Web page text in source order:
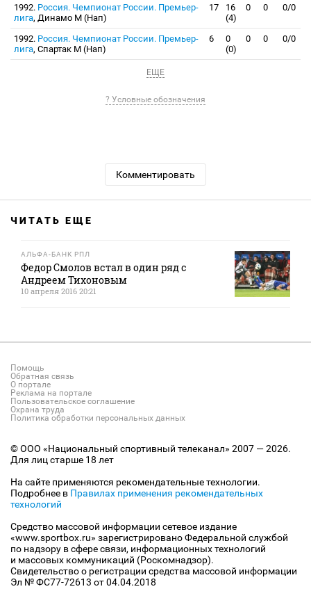
1992. Россия. Чемпионат России. Премьер-
лига, Динамо М (Нап)
17
16
(4)
0 0 0/0
1992. Россия. Чемпионат России. Премьер-
лига, Спартак М (Нап)
6
0
(0)
0 0 0/0
ЕЩЕ
? Условные обозначения
Комментировать
ЧИТАТЬ ЕЩЕ
АЛЬФА-БАНК РПЛ
Федор Смолов встал в один ряд с
Андреем Тихоновым
10 апреля 2016 20:21
Помощь
Обратная связь
О портале
Реклама на портале
Пользовательское соглашение
Охрана труда
Политика обработки персональных данных
© ООО «Национальный спортивный телеканал» 2007 — 2026.
Для лиц старше 18 лет
На сайте применяются рекомендательные технологии.
Подробнее в Правилах применения рекомендательных
технологий
Средство массовой информации сетевое издание
«www.sportbox.ru» зарегистрировано Федеральной службой
по надзору в сфере связи, информационных технологий
и массовых коммуникаций (Роскомнадзор).
Свидетельство о регистрации средства массовой информации
Эл № ФС77-72613 от 04.04.2018